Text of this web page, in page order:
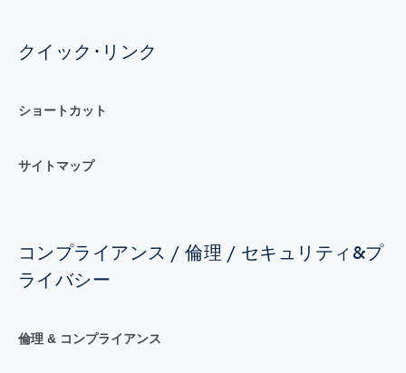
クイック･リンク
ショートカット
サイトマップ
コンプライアンス / 倫理 / セキュリティ&プ
ライバシー
倫理 & コンプライアンス